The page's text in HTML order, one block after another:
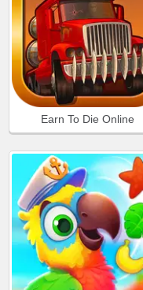
Earn To Die Online